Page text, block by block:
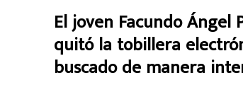
El joven Facundo Ángel
quitó la tobillera
buscado de manera